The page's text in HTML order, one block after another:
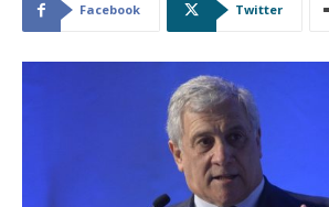
Facebook Twitter